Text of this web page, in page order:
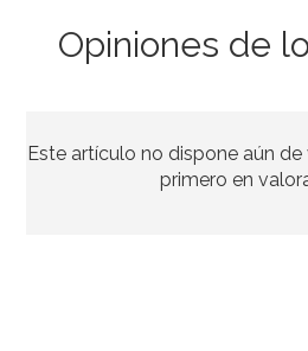
2,95€
Opiniones de
Este artículo no dispone aún de
primero en